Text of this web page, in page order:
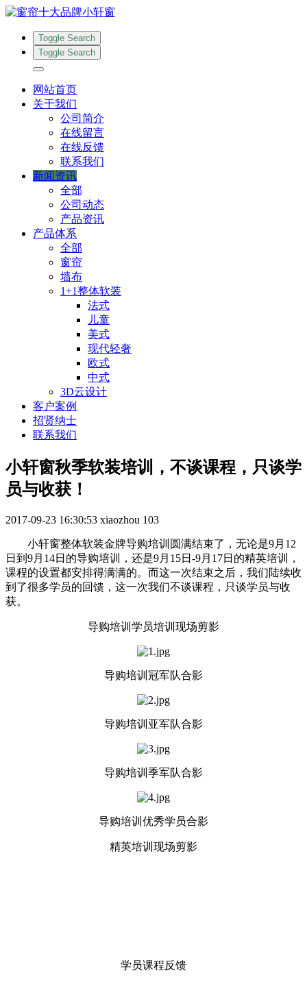
Toggle Search
Toggle Search
网站首页
关于我们
公司简介
在线留言
在线反馈
联系我们
新闻资讯
全部
公司动态
产品资讯
产品体系
全部
窗帘
墙布
1+1整体软装
法式
儿童
美式
现代轻奢
欧式
中式
3D云设计
客户案例
招贤纳士
联系我们
小轩窗秋季软装培训，不谈课程，只谈学
员与收获！
2017-09-23 16:30:53 xiaozhou 103
小轩窗整体软装金牌导购培训圆满结束了，无论是9月12
日到9月14日的导购培训，还是9月15日-9月17日的精英培训，
课程的设置都安排得满满的。而这一次结束之后，我们陆续收
到了很多学员的回馈，这一次我们不谈课程，只谈学员与收
获。
导购培训学员培训现场剪影
导购培训冠军队合影
导购培训亚军队合影
导购培训季军队合影
导购培训优秀学员合影
精英培训现场剪影
学员课程反馈